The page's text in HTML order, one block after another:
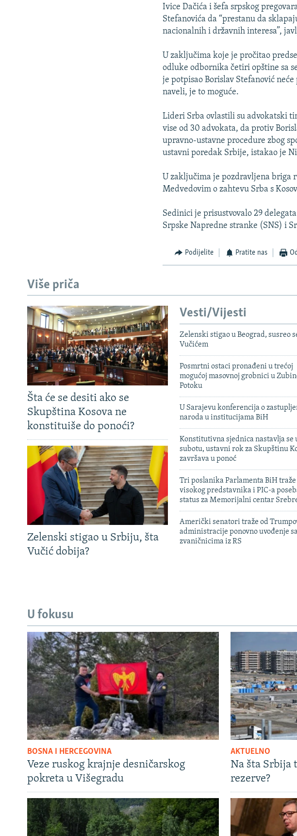
Ivice Dačića i šefa srpskog
Stefanovića da “prestanu da
nacionalnih i državnih interesa”,
U zaključima koje je pročitao
odluke odbornika četiri opštine sa
je potpisao Borislav Stefanović
naveli, je to moguće.
Lideri Srba ovlastili su advokatski
vise od 30 advokata, da protiv
upravno-ustavne procedure zbog
ustavni poredak Srbije, istakao je
U zaključima je pozdravljena briga
Medvedovim o zahtevu Srba s
Sedinici je prisustvovalo 29
Srpske Napredne stranke (SNS) i
Podijelite Pratite nas
Više priča
Šta će se desiti ako se
Skupština Kosova ne
konstituiše do ponoći?
Zelenski stigao u Srbiju, šta
Vučić dobija?
Vesti/Vijesti
Zelenski stigao u Beograd, susreo
Vučićem
Posmrtni ostaci pronađeni u trećoj
mogućoj masovnoj grobnici u
Potoku
U Sarajevu konferencija o
naroda u institucijama BiH
Konstitutivna sjednica nastavlja se
subotu, ustavni rok za Skupštinu
završava u ponoć
Tri poslanika Parlamenta BiH traže
visokog predstavnika i PIC-a
status za Memorijalni centar
Američki senatori traže od
administracije ponovno uvođenje
zvaničnicima iz RS
U fokusu
BOSNA I HERCEGOVINA
Veze ruskog krajnje desničarskog
pokreta u Višegradu
AKTUELNO
Na šta Srbija
rezerve?